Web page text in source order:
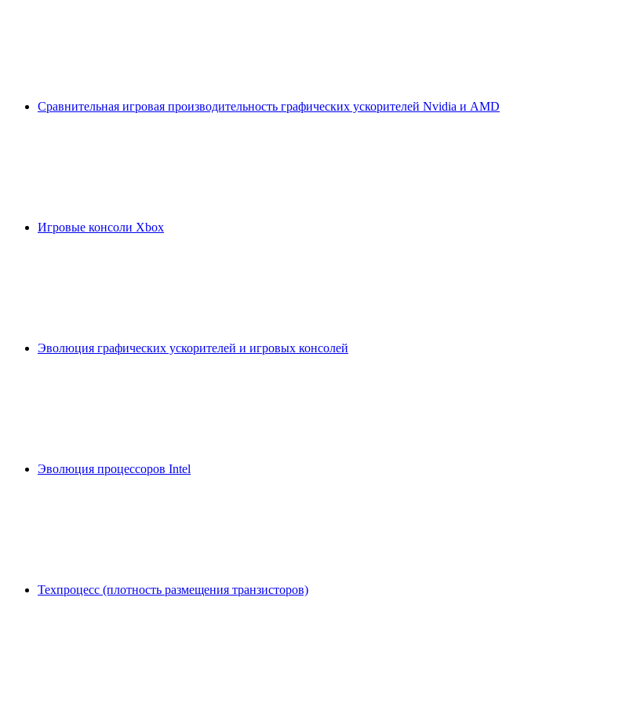
Сравнительная игровая производительность графических ускорителей Nvidia и AMD
Игровые консоли Xbox
Эволюция графических ускорителей и игровых консолей
Эволюция процессоров Intel
Техпроцесс (плотность размещения транзисторов)